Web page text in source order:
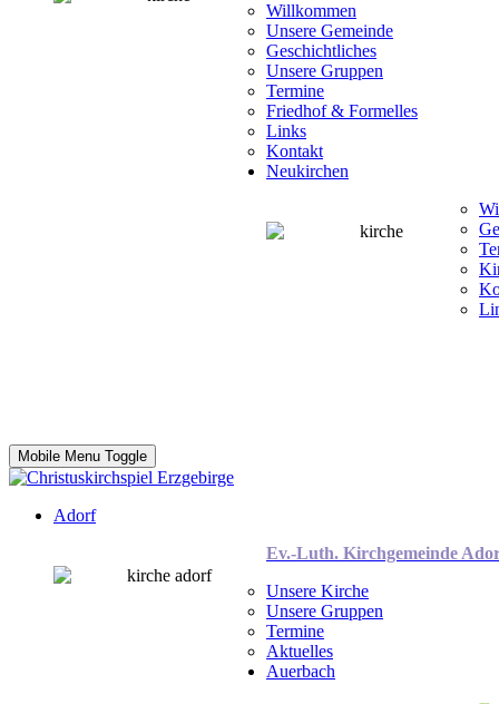
Willkommen
Unsere Gemeinde
Geschichtliches
Unsere Gruppen
Termine
Friedhof & Formelles
Links
Kontakt
Neukirchen
Mobile Menu Toggle
Adorf
Ev.-Luth. Kirchgemeinde
Unsere Kirche
Unsere Gruppen
Termine
Aktuelles
Auerbach